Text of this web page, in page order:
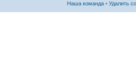
Наша команда • Удалить